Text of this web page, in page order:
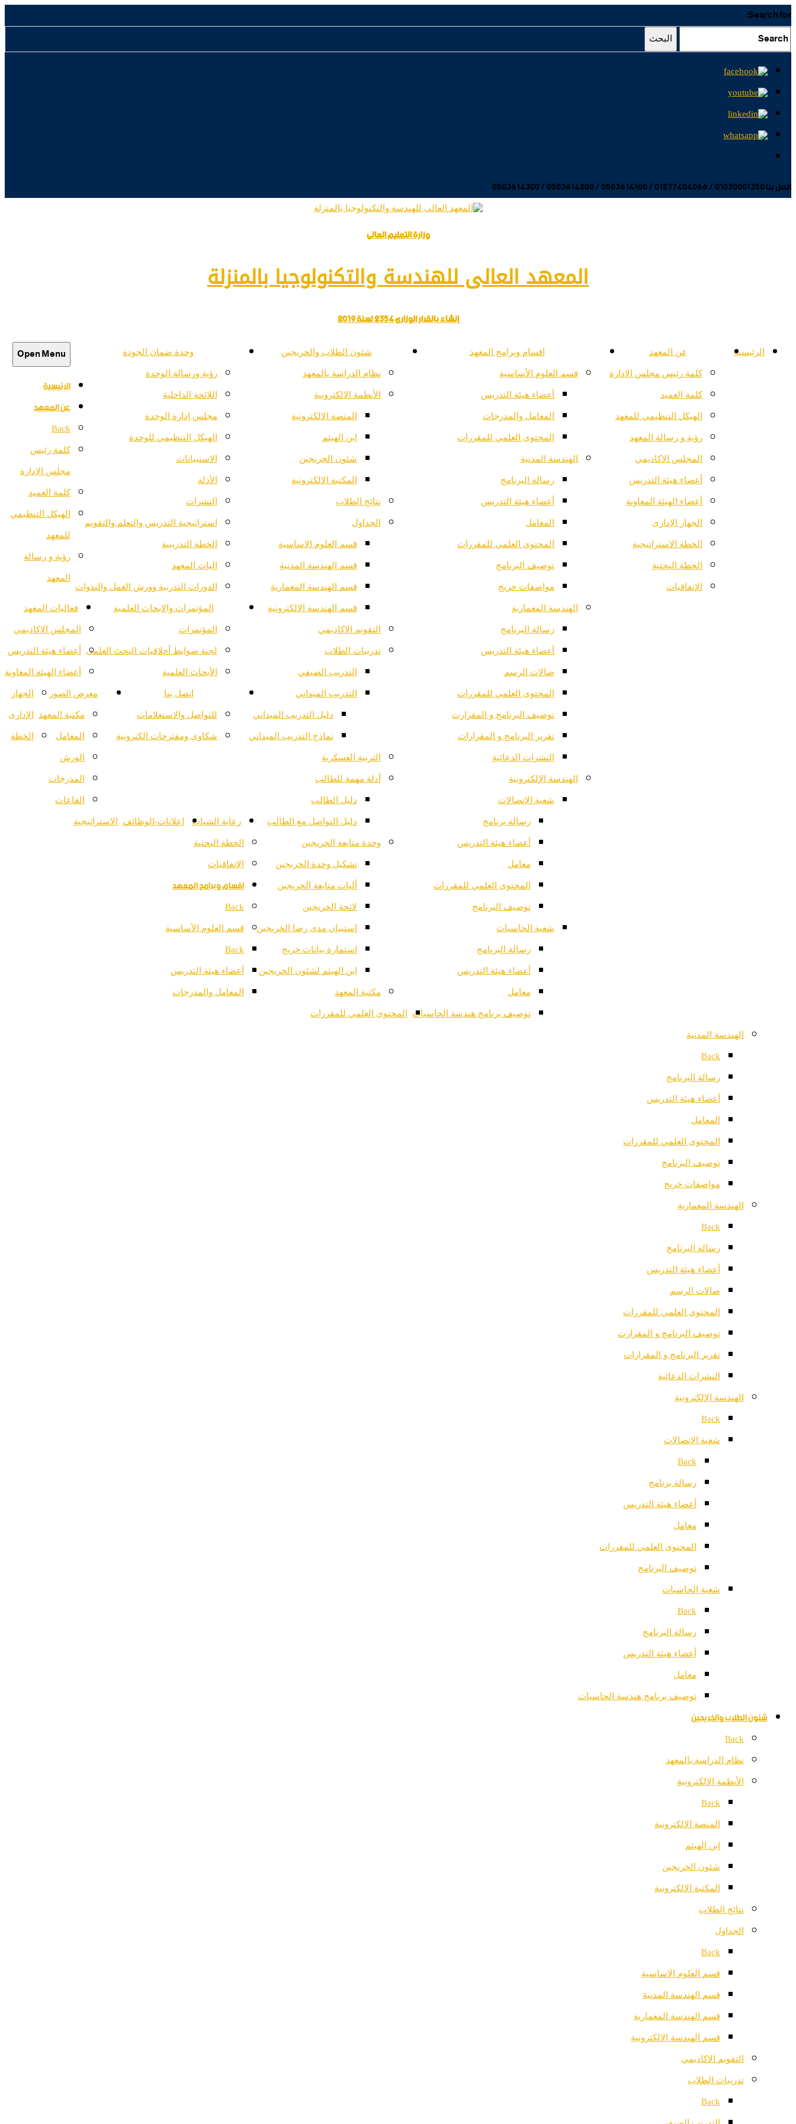
Search for:
البحث
اتصل بنا 01030001350 / 01277404066 / 0503614100 / 0503614200 / 0503614300
وزارة التعليم العالى
المعهد العالى للهندسة والتكنولوجيا بالمنزلة
إنشاء بالقرار الوزارى 2354 لسنة 2019
الرئيسية عن المعهد
كلمة رئيس مجلس الإدارة
كلمة العميد
الهيكل التنظيمي للمعهد
رؤية و رسالة المعهد
المجلس الاكاديمي
أعضاء هيئة التدريس
أعضاء الهيئة المعاونة
الجهاز الإدارى
الخطة الاستراتيجية
الخطة البحثية
الإتفاقيات
اقسام وبرامج المعهد
قسم العلوم الأساسية
أعضاء هيئة التدريس
المعامل والمدرجات
المحتوى العلمي للمقررات
الهندسة المدنية
رسالة البرنامج
أعضاء هيئة التدريس
المعامل
المحتوى العلمي للمقررات
توصيف البرنامج
مواصفات خريج
الهندسة المعمارية
رسالة البرنامج
أعضاء هيئة التدريس
صالات الرسم
المحتوى العلمي للمقررات
توصيف البرنامج و المقرارت
تقرير البرنامج و المقرارات
النشرات الدعائية
الهندسة الإلكترونية
شعبة الإتصالات
رسالة برنامج
أعضاء هيئة التدريس
معامل
المحتوى العلمي للمقررات
توصيف البرنامج
شعبة الحاسبات
رسالة البرنامج
أعضاء هيئة التدريس
معامل
توصيف برنامج هندسة الحاسبات
شئون الطلاب والخريجين
نظام الدراسة بالمعهد
الأنظمة الالكترونية
المنصة الالكترونية
ابن الهيثم
شئون الخريجين
المكتبة الالكترونية
نتائج الطلاب
الجداول
قسم العلوم الاساسية
قسم الهندسة المدنية
قسم الهندسة المعمارية
قسم الهندسة الالكترونية
التقويم الاكاديمي
تدريبات الطلاب
التدريب الصيفي
التدريب الميداني
دليل التدريب الميداني
نماذج التدريب الميداني
التربية العسكرية
أدلة مهمة للطالب
دليل الطالب
دليل التواصل مع الطالب
وحدة متابعة الخريجين
تشكيل وحدة الخريجين
أليات متابعة الخريجين
لائحة الخريجين
إستبيان مدى رضا الخريجين
استمارة بيانات خريج
ابن الهيثم لشئون الخريجين
مكتبة المعهد
وحدة ضمان الجودة
رؤية ورسالة الوحدة
اللائحة الداخلية
مجلس إدارة الوحدة
الهيكل التنظيمي للوحدة
الاستبيانات
الأدلة
النشرات
استراتيجية التدريس والتعلم والتقويم
الخطة التدريبية
اليات المعهد
الدورات التدربية وورش العمل والندوات
المؤتمرات والابحاث العلمية
المؤتمرات
لجنة ضوابط أخلاقيات البحث العلمى
الأبحاث العلمية
فعاليات المعهد
اتصل بنا
للتواصل والاستعلامات
شكاوى ومقترحات الكترونية
معرض الصور
مكتبة المعهد
المعامل
الورش
المدرجات
القاعات
رعاية الشباب إعلانات-الوظائف
Open Menu
الرئيسية
عن المعهد
Back
كلمة رئيس
مجلس الإدارة
كلمة العميد
الهيكل التنظيمي
للمعهد
رؤية و رسالة
المعهد
المجلس الاكاديمي
أعضاء هيئة التدريس
أعضاء الهيئة المعاونة
الجهاز
الإدارى
الخطة
الاستراتيجية
الخطة البحثية
الإتفاقيات
اقسام وبرامج المعهد
Back
قسم العلوم الأساسية
Back
أعضاء هيئة التدريس
المعامل والمدرجات
المحتوى العلمي للمقررات
الهندسة المدنية
Back
رسالة البرنامج
أعضاء هيئة التدريس
المعامل
المحتوى العلمي للمقررات
توصيف البرنامج
مواصفات خريج
الهندسة المعمارية
Back
رسالة البرنامج
أعضاء هيئة التدريس
صالات الرسم
المحتوى العلمي للمقررات
توصيف البرنامج و المقرارت
تقرير البرنامج و المقرارات
النشرات الدعائية
الهندسة الإلكترونية
Back
شعبة الإتصالات
Back
رسالة برنامج
أعضاء هيئة التدريس
معامل
المحتوى العلمي للمقررات
توصيف البرنامج
شعبة الحاسبات
Back
رسالة البرنامج
أعضاء هيئة التدريس
معامل
توصيف برنامج هندسة الحاسبات
شئون الطلاب والخريجين
Back
نظام الدراسة بالمعهد
الأنظمة الالكترونية
Back
المنصة الالكترونية
ابن الهيثم
شئون الخريجين
المكتبة الالكترونية
نتائج الطلاب
الجداول
Back
قسم العلوم الاساسية
قسم الهندسة المدنية
قسم الهندسة المعمارية
قسم الهندسة الالكترونية
التقويم الاكاديمي
تدريبات الطلاب
Back